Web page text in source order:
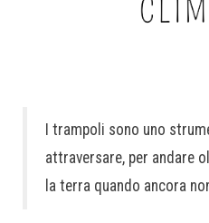
I trampoli sono uno
attraversare, per andare
la terra quando ancora